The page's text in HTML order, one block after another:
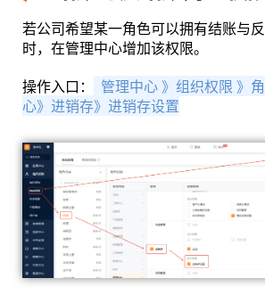
若公司希望某一角色可以拥有结账与
时，在管理中心增加该权限。
操作入口： 管理中心 》 组织权限 》
心》进销存》 进销存设置